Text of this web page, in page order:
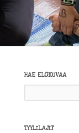
HAE ELOKUVAA
TYYLILAJIT